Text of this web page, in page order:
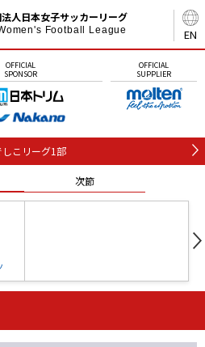
EN
人日本女子サッカーリーグ
Football League
OFFICIAL
SPONSOR
OFFICIAL
SUPPLIER
しこリーグ1部
次節
石人の星